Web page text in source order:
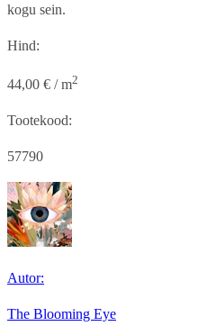
kogu sein.
Hind:
44,00 € / m2
Tootekood:
57790
Autor:
The Blooming Eye